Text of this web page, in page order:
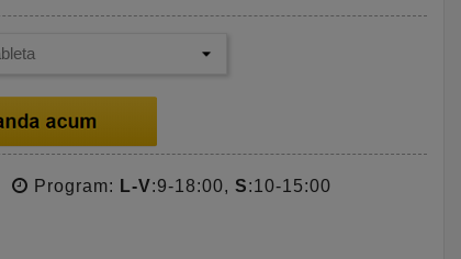
Program: L-V:9-18:00, S:10-15:00